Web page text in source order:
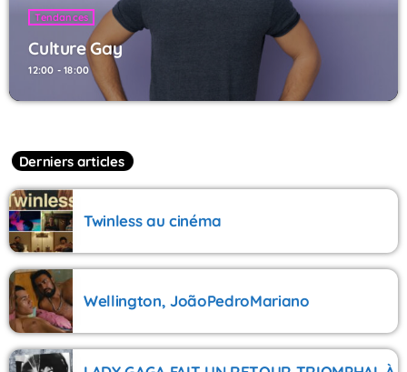
Tendances
Culture Gay
12:00 - 18:00
Derniers articles
Twinless au cinéma
Wellington, JoãoPedroMariano